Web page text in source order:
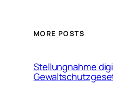
MORE POSTS
Stellungnahme